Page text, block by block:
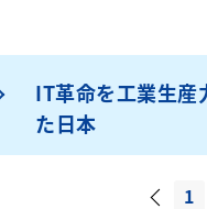
IT革命を工業生産
た日本
1